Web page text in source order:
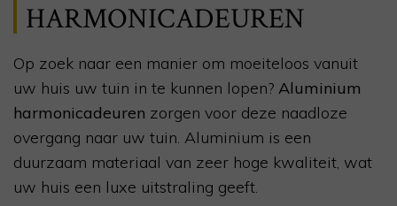
HARMONICADEUREN
Op zoek naar een manier om moeiteloos vanuit
uw huis uw tuin in te kunnen lopen? Aluminium
harmonicadeuren zorgen voor deze naadloze
overgang naar uw tuin. Aluminium is een
duurzaam materiaal van zeer hoge kwaliteit, wat
uw huis een luxe uitstraling geeft.